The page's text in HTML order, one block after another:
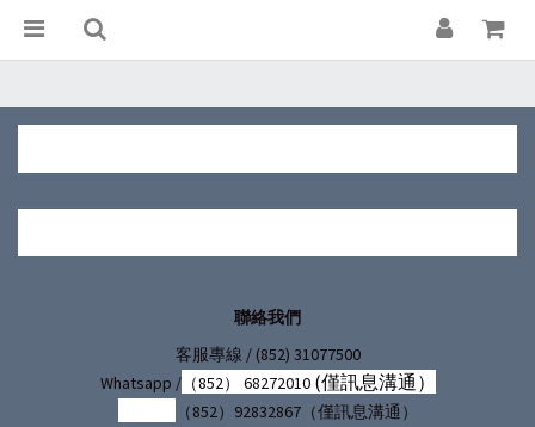
聯絡我們
客服專線 / (852) 31077500
Whatsapp /（852） 68272010 (僅訊息溝通）
（852）92832867（僅訊息溝通）